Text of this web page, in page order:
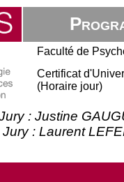
Faculté de
Certificat
(Horaire jour)
: Justine
: Laurent